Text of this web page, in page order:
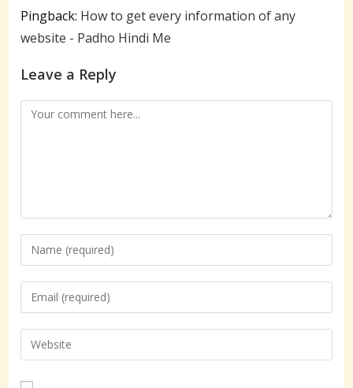
Pingback: How to get every information of any
website - Padho Hindi Me
Leave a Reply
Comment
Enter
your
name
to
comment
Enter
your
email
address
Enter
your